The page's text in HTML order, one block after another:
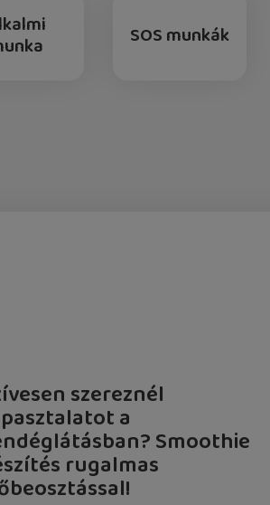
SOS munkák
szereznél
a
Smoothie
rugalmas